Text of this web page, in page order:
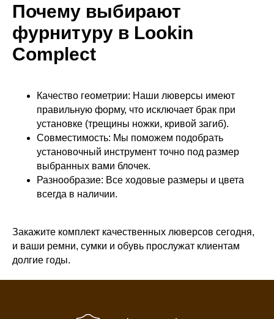
Почему выбирают
фурнитуру в Lookin
Complect
Качество геометрии: Наши люверсы имеют
правильную форму, что исключает брак при
установке (трещины ножки, кривой загиб).
Совместимость: Мы поможем подобрать
установочный инструмент точно под размер
выбранных вами блочек.
Разнообразие: Все ходовые размеры и цвета
всегда в наличии.
Закажите комплект качественных люверсов сегодня,
и ваши ремни, сумки и обувь прослужат клиентам
долгие годы.